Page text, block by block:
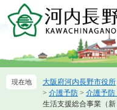
ー
先
ニ
を
大阪府河内長野市役所
> 介護予防 > 介護予防
生活支援総合事業（